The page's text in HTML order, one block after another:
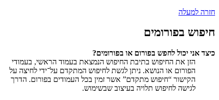
חזרה למעלה
חיפוש בפורומים
כיצד אני יכול לחפש בפורום או בפורומים?
הזן את החיפוש בתיבת החיפוש הנמצאת בעמוד הראשי, בעמודי
הפורום או הנושא. ניתן לגשת לחיפוש המתקדם על־ידי לחיצה על
הקישור “חיפוש מתקדם” אשר זמין בכל העמודים בפורום. הדרך
לגישה לחיפוש תלויה בעיצוב שבשימוש.